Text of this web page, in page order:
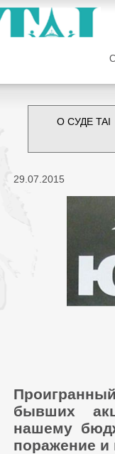
О СУДЕ TAI
29.07.2015
бывших
нашему
поражение и